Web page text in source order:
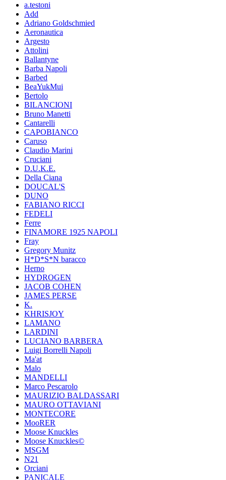
a.testoni
Add
Adriano Goldschmied
Aeronautica
Argesto
Attolini
Ballantyne
Barba Napoli
Barbed
BeaYukMui
Bertolo
BILANCIONI
Bruno Manetti
Cantarelli
CAPOBIANCO
Caruso
Claudio Marini
Cruciani
D.U.K.E.
Della Ciana
DOUCAL'S
DUNO
FABIANO RICCI
FEDELI
Ferre
FINAMORE 1925 NAPOLI
Fray
Gregory Munitz
H*D*S*N baracco
Herno
HYDROGEN
JACOB COHEN
JAMES PERSE
K.
KHRISJOY
LAMANO
LARDINI
LUCIANO BARBERA
Luigi Borrelli Napoli
Ma'at
Malo
MANDELLI
Marco Pescarolo
MAURIZIO BALDASSARI
MAURO OTTAVIANI
MONTECORE
MooRER
Moose Knuckles
Moose Knuckles©️
MSGM
N21
Orciani
PANICALE